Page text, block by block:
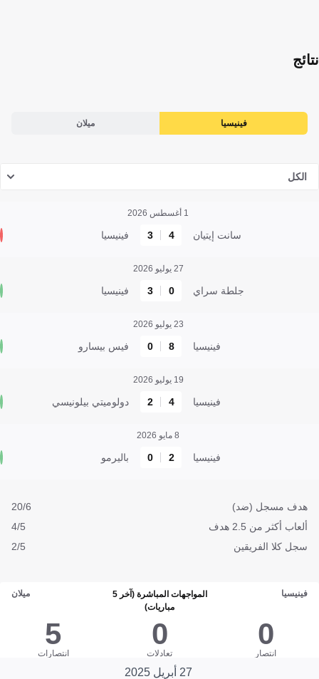
نتائج
فينيسيا ميلان
الكل
1 أغسطس 2026
سانت إيتيان 4
3 فينيسيا
27 يوليو 2026
جلطة سراي 0
3 فينيسيا
23 يوليو 2026
فينيسيا 8
0 فيس بيسارو
19 يوليو 2026
فينيسيا 4
2 دولوميتي بيلونيسي
8 مايو 2026
فينيسيا 2
0 باليرمو
هدف مسجل (ضد)
20/6
ألعاب أكثر من 2.5 هدف
4/5
سجل كلا الفريقين
2/5
فينيسيا
المواجهات المباشرة (آخر 5
مباريات)
ميلان
0
انتصار
0
تعادلات
5
انتصارات
27 أبريل 2025